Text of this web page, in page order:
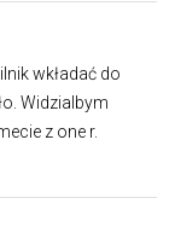
wkładać do
Widzialbym
z one r.